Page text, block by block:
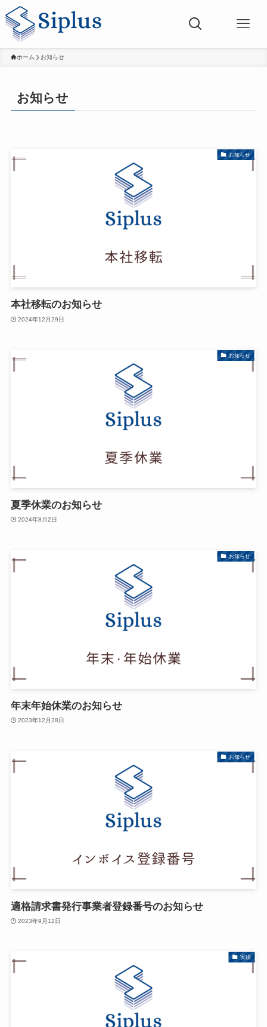
ホーム お知らせ
お知らせ
お知らせ
本社移転のお知らせ
2024年12月29日
お知らせ
夏季休業のお知らせ
2024年8月2日
お知らせ
年末年始休業のお知らせ
2023年12月28日
お知らせ
適格請求書発行事業者登録番号のお知らせ
2023年9月12日
実績